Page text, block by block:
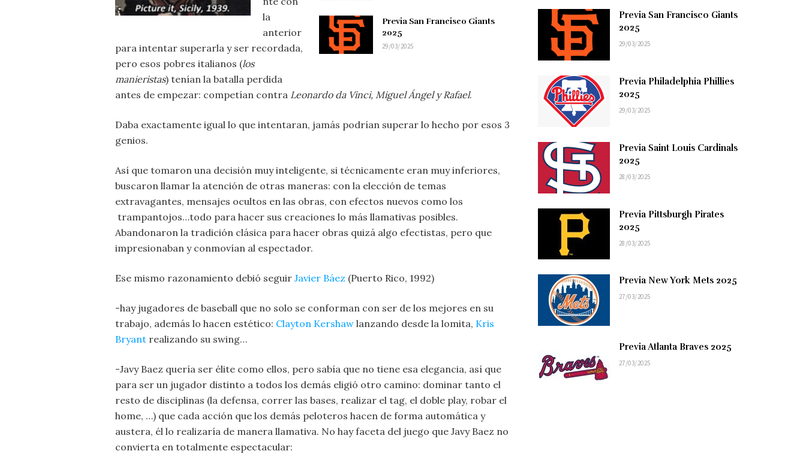
Previa San Francisco Giants
2025
29/03/2025
la
anterior
para intentar superarla y ser recordada,
pero esos pobres italianos (los
manieristas) tenían la batalla perdida
antes de empezar: competían contra Leonardo da Vinci, Miguel Ángel y Rafael.
Daba exactamente igual lo que intentaran, jamás podrían superar lo hecho por esos 3
genios.
Así que tomaron una decisión muy inteligente, si técnicamente eran muy inferiores,
buscaron llamar la atención de otras maneras: con la elección de temas
extravagantes, mensajes ocultos en las obras, con efectos nuevos como los
trampantojos…todo para hacer sus creaciones lo más llamativas posibles.
Abandonaron la tradición clásica para hacer obras quizá algo efectistas, pero que
impresionaban y conmovían al espectador.
Ese mismo razonamiento debió seguir Javier Báez (Puerto Rico, 1992)
-hay jugadores de baseball que no solo se conforman con ser de los mejores en su
trabajo, además lo hacen estético: Clayton Kershaw lanzando desde la lomita, Kris
Bryant realizando su swing…
-Javy Baez quería ser élite como ellos, pero sabía que no tiene esa elegancia, así que
para ser un jugador distinto a todos los demás eligió otro camino: dominar tanto el
resto de disciplinas (la defensa, correr las bases, realizar el tag, el doble play, robar el
home, …) que cada acción que los demás peloteros hacen de forma automática y
austera, él lo realizaría de manera llamativa. No hay faceta del juego que Javy Baez no
convierta en totalmente espectacular:
Previa San Francisco Giants
2025
29/03/2025
Previa Philadelphia Phillies
2025
29/03/2025
Previa Saint Louis Cardinals
2025
28/03/2025
Previa Pittsburgh Pirates
2025
28/03/2025
Previa New York Mets 2025
27/03/2025
Previa Atlanta Braves 2025
27/03/2025